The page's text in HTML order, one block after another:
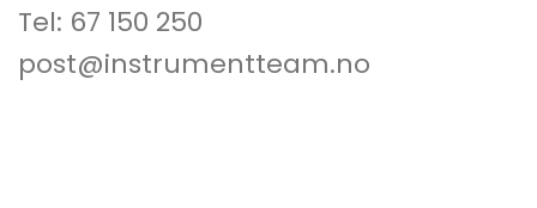
Tel: 67 150 250
post@instrumentteam.no